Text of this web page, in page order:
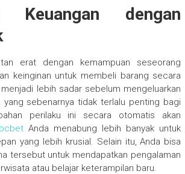
Keuangan dengan
erat dengan kemampuan seseorang
keinginan untuk membeli barang secara
lebih sadar sebelum mengeluarkan
yang sebenarnya tidak terlalu penting bagi
perilaku ini secara otomatis akan
Anda menabung lebih banyak untuk
yang lebih krusial. Selain itu, Anda bisa
tersebut untuk mendapatkan pengalaman
atau belajar keterampilan baru.